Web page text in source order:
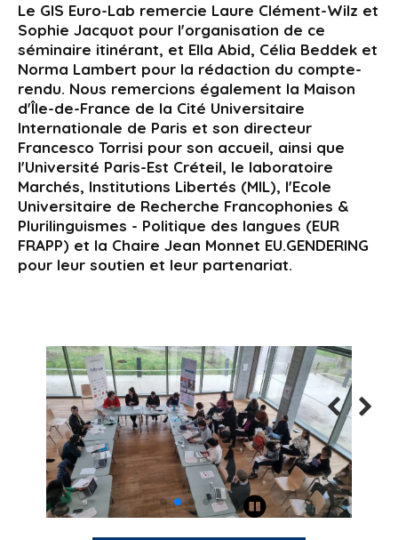
Le GIS Euro-Lab remercie Laure Clément-Wilz et
Sophie Jacquot pour l'organisation de ce
séminaire itinérant, et Ella Abid, Célia Beddek et
Norma Lambert pour la rédaction du compte-
rendu. Nous remercions également la Maison
d'Île-de-France de la Cité Universitaire
Internationale de Paris et son directeur
Francesco Torrisi pour son accueil, ainsi que
l'Université Paris-Est Créteil, le laboratoire
Marchés, Institutions Libertés (MIL), l'Ecole
Universitaire de Recherche Francophonies &
Plurilinguismes - Politique des langues (EUR
FRAPP) et la Chaire Jean Monnet EU.GENDERING
pour leur soutien et leur partenariat.